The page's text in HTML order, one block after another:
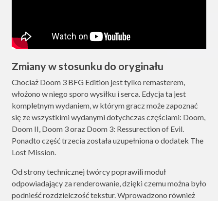
Zmiany w stosunku do oryginału
Chociaż Doom 3 BFG Edition jest tylko remasterem,
włożono w niego sporo wysiłku i serca. Edycja ta jest
kompletnym wydaniem, w którym gracz może zapoznać
się ze wszystkimi wydanymi dotychczas częściami: Doom,
Doom II, Doom 3 oraz Doom 3: Ressurection of Evil.
Ponadto część trzecia została uzupełniona o dodatek The
Lost Mission.
Od strony technicznej twórcy poprawili moduł
odpowiadający za renderowanie, dzięki czemu można było
podnieść rozdzielczość tekstur. Wprowadzono również